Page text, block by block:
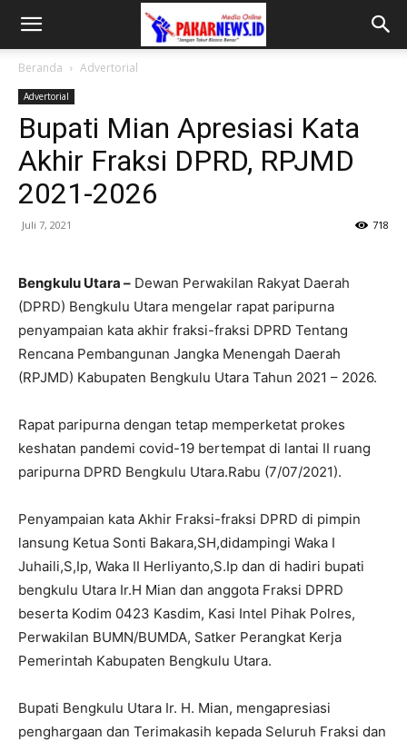
Beranda Advertorial
Advertorial
Bupati Mian Apresiasi Kata
Akhir Fraksi DPRD, RPJMD
2021-2026
Juli 7, 2021 718
Bengkulu Utara – Dewan Perwakilan Rakyat Daerah
(DPRD) Bengkulu Utara mengelar rapat paripurna
penyampaian kata akhir fraksi-fraksi DPRD Tentang
Rencana Pembangunan Jangka Menengah Daerah
(RPJMD) Kabupaten Bengkulu Utara Tahun 2021 – 2026.
Rapat paripurna dengan tetap memperketat prokes
keshatan pandemi covid-19 bertempat di lantai II ruang
paripurna DPRD Bengkulu Utara.Rabu (7/07/2021).
Penyampaian kata Akhir Fraksi-fraksi DPRD di pimpin
lansung Ketua Sonti Bakara,SH,didampingi Waka I
Juhaili,S,Ip, Waka II Herliyanto,S.Ip dan di hadiri bupati
bengkulu Utara Ir.H Mian dan anggota Fraksi DPRD
beserta Kodim 0423 Kasdim, Kasi Intel Pihak Polres,
Perwakilan BUMN/BUMDA, Satker Perangkat Kerja
Pemerintah Kabupaten Bengkulu Utara.
Bupati Bengkulu Utara Ir. H. Mian, mengapresiasi
penghargaan dan Terimakasih kepada Seluruh Fraksi dan